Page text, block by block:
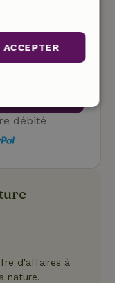
débité
d'affaires à
nature.
ACCEPTER
Ciblage